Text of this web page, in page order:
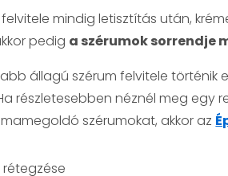
felvitele mindig letisztítás után,
pedig a szérumok sorrendje
állagú szérum felvitele történik
részletesebben néznél meg egy
szérumokat, akkor az